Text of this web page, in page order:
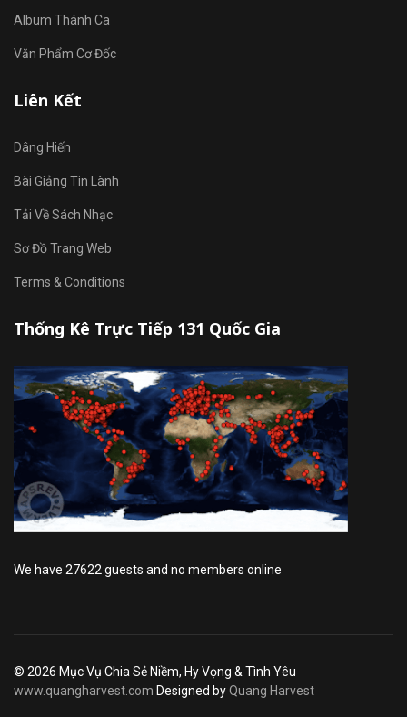
Album Thánh Ca
Văn Phẩm Cơ Đốc
Liên Kết
Dâng Hiến
Bài Giảng Tin Lành
Tải Về Sách Nhạc
Sơ Đồ Trang Web
Terms & Conditions
Thống Kê Trực Tiếp 131 Quốc Gia
We have 27622 guests and no members online
© 2026 Mục Vụ Chia Sẻ Niềm, Hy Vọng & Tình Yêu
www.quangharvest.com Designed byQuang Harvest